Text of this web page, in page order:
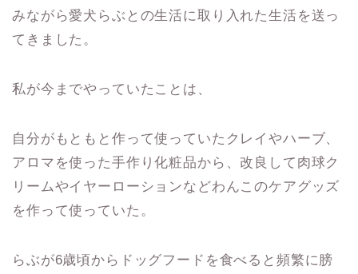
みながら愛犬らぶとの生活に取り入れた生活を送っ
てきました。
私が今までやっていたことは、
自分がもともと作って使っていたクレイやハーブ、
アロマを使った手作り化粧品から、改良して肉球ク
リームやイヤーローションなどわんこのケアグッズ
を作って使っていた。
らぶが6歳頃からドッグフードを食べると頻繁に膀